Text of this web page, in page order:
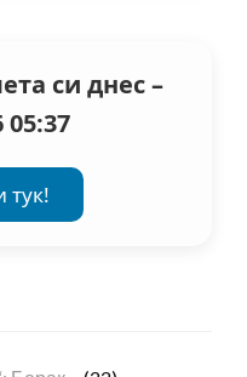
си днес –
05:37
тук!